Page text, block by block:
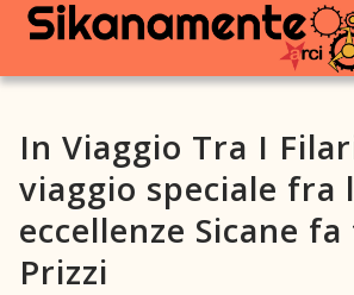
Vai
contenuto
Home
Chi siamo
In Viaggio Tra I
viaggio speciale fra
eccellenze Sicane
Prizzi